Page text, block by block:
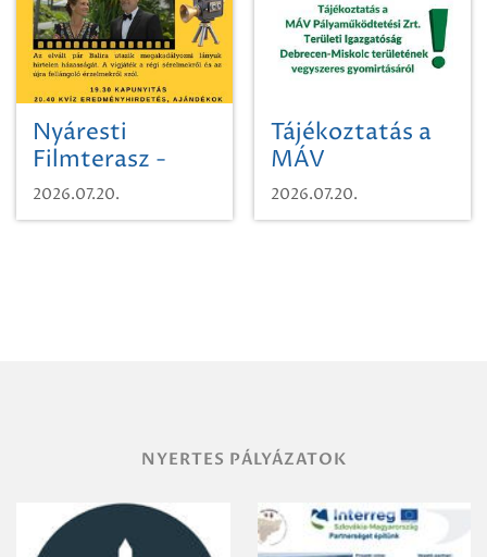
Nyáresti
Filmterasz -
Beugró a
Paradicsomba
2026.07.20.
Tájékoztatás a
MÁV
Pályaműködtetési
Zrt. Területi
2026.07.20.
NYERTES PÁLYÁZATOK